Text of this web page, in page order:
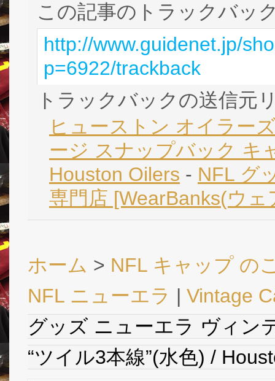
この記事のトラックバッ
http://www.guidenet.jp/
p=6922/trackback
トラックバックの送信元
ヒューストン オイラー
ージ スナップバック キ
Houston Oilers - NFL グ
専門店 [WearBanks(ウ
ホーム > NFL キャップ の
NFL ニューエラ | Vintage
グッズ ニューエラ ヴィン
“ツイル3本線”(水色) /